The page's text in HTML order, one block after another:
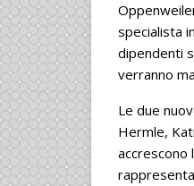
specialista
dipendenti
verranno
Le due
Hermle,
accrescono